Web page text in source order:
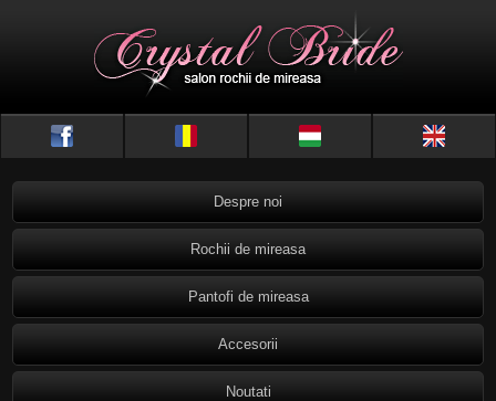
Despre noi
Rochii de mireasa
Pantofi de mireasa
Accesorii
Noutati